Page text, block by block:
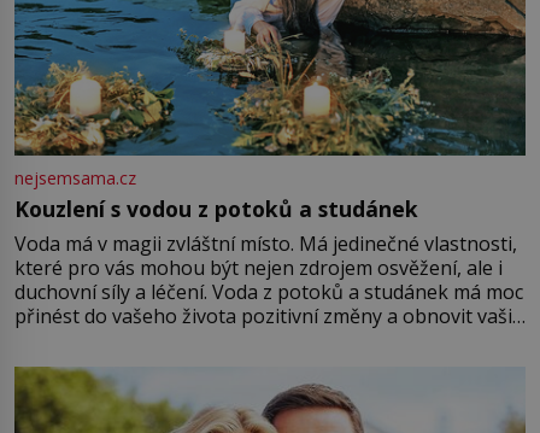
nejsemsama.cz
Kouzlení s vodou z potoků a studánek
Voda má v magii zvláštní místo. Má jedinečné vlastnosti,
které pro vás mohou být nejen zdrojem osvěžení, ale i
duchovní síly a léčení. Voda z potoků a studánek má moc
přinést do vašeho života pozitivní změny a obnovit vaši
můžete obohatit své rituály a přinést do svého života
větší harmonii a klid. Je důležité